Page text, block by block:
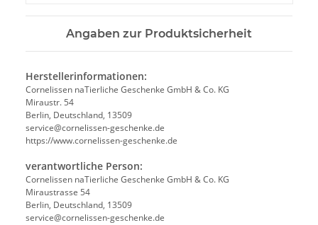
Angaben zur Produktsicherheit
Herstellerinformationen:
Cornelissen naTierliche Geschenke GmbH & Co. KG
Miraustr. 54
Berlin, Deutschland, 13509
service@cornelissen-geschenke.de
https://www.cornelissen-geschenke.de
verantwortliche Person:
Cornelissen naTierliche Geschenke GmbH & Co. KG
Miraustrasse 54
Berlin, Deutschland, 13509
service@cornelissen-geschenke.de